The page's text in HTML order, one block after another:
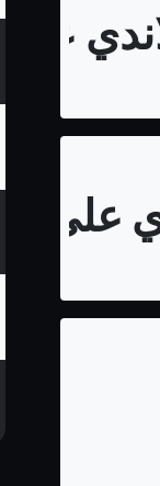
على
على